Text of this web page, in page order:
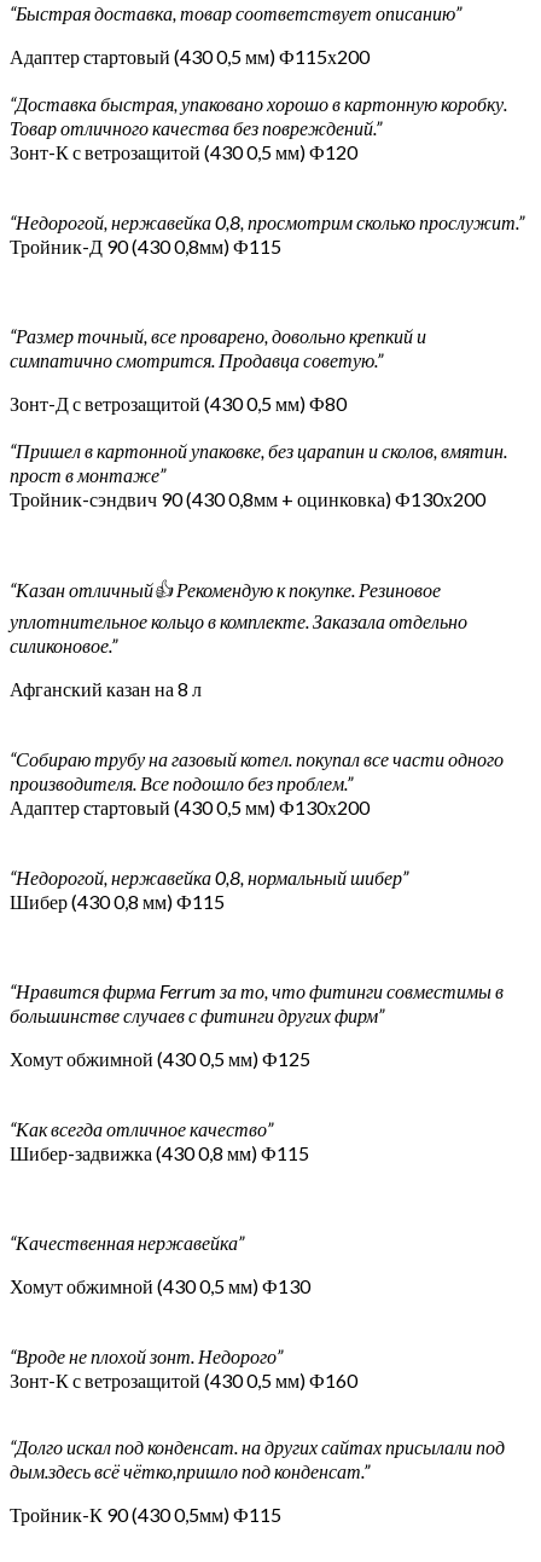
“Быстрая доставка, товар соответствует описанию”
Адаптер стартовый (430 0,5 мм) Ф115х200
“Доставка быстрая, упаковано хорошо в картонную коробку.
Товар отличного качества без повреждений.”
Зонт-К с ветрозащитой (430 0,5 мм) Ф120
“Недорогой, нержавейка 0,8, просмотрим сколько прослужит.”
Тройник-Д 90 (430 0,8мм) Ф115
“Размер точный, все проварено, довольно крепкий и
симпатично смотрится. Продавца советую.”
Зонт-Д с ветрозащитой (430 0,5 мм) Ф80
“Пришел в картонной упаковке, без царапин и сколов, вмятин.
прост в монтаже”
Тройник-сэндвич 90 (430 0,8мм + оцинковка) Ф130х200
“Казан отличный👍 Рекомендую к покупке. Резиновое
уплотнительное кольцо в комплекте. Заказала отдельно
силиконовое.”
Афганский казан на 8 л
“Собираю трубу на газовый котел. покупал все части одного
производителя. Все подошло без проблем.”
Адаптер стартовый (430 0,5 мм) Ф130х200
“Недорогой, нержавейка 0,8, нормальный шибер”
Шибер (430 0,8 мм) Ф115
“Нравится фирма Ferrum за то, что фитинги совместимы в
большинстве случаев с фитинги других фирм”
Хомут обжимной (430 0,5 мм) Ф125
“Как всегда отличное качество”
Шибер-задвижка (430 0,8 мм) Ф115
“Качественная нержавейка”
Хомут обжимной (430 0,5 мм) Ф130
“Вроде не плохой зонт. Недорого”
Зонт-К с ветрозащитой (430 0,5 мм) Ф160
“Долго искал под конденсат. на других сайтах присылали под
дым.здесь всё чётко,пришло под конденсат.”
Тройник-К 90 (430 0,5мм) Ф115